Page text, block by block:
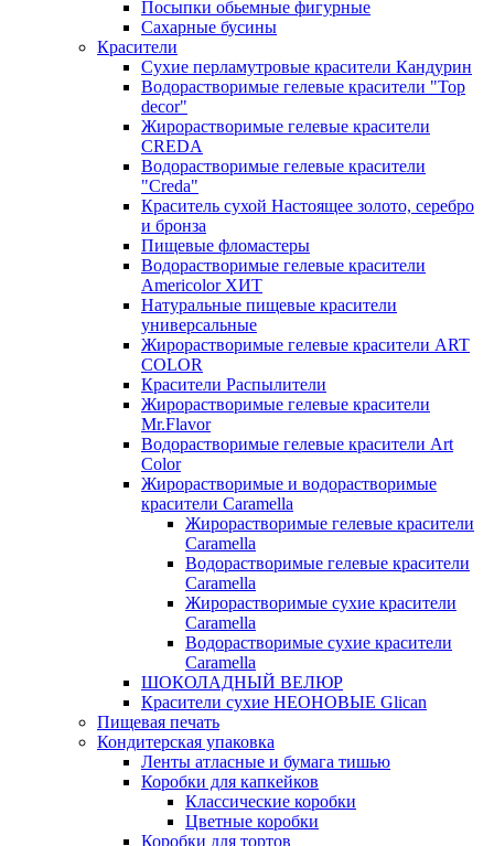
Посыпки обьемные фигурные
Сахарные бусины
Красители
Сухие перламутровые красители Кандурин
Водорастворимые гелевые красители "Top
decor"
Жирорастворимые гелевые красители
CREDA
Водорастворимые гелевые красители
"Creda"
Краситель сухой Настоящее золото, серебро
и бронза
Пищевые фломастеры
Водорастворимые гелевые красители
Americolor ХИТ
Натуральные пищевые красители
универсальные
Жирорастворимые гелевые красители ART
COLOR
Красители Распылители
Жирорастворимые гелевые красители
Mr.Flavor
Водорастворимые гелевые красители Art
Color
Жирорастворимые и водорастворимые
красители Caramella
Жирорастворимые гелевые красители
Caramella
Водорастворимые гелевые красители
Caramella
Жирорастворимые сухие красители
Caramella
Водорастворимые сухие красители
Caramella
ШОКОЛАДНЫЙ ВЕЛЮР
Красители сухие НЕОНОВЫЕ Glican
Пищевая печать
Кондитерская упаковка
Ленты атласные и бумага тишью
Коробки для капкейков
Классические коробки
Цветные коробки
Коробки для тортов